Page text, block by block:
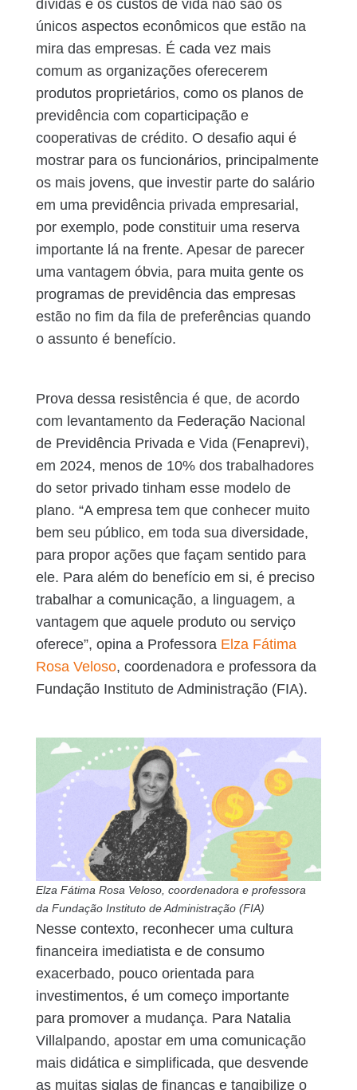
dívidas e os custos de vida não são os
únicos aspectos econômicos que estão na
mira das empresas. É cada vez mais
comum as organizações oferecerem
produtos proprietários, como os planos de
previdência com coparticipação e
cooperativas de crédito. O desafio aqui é
mostrar para os funcionários, principalmente
os mais jovens, que investir parte do salário
em uma previdência privada empresarial,
por exemplo, pode constituir uma reserva
importante lá na frente. Apesar de parecer
uma vantagem óbvia, para muita gente os
programas de previdência das empresas
estão no fim da fila de preferências quando
o assunto é benefício.
Prova dessa resistência é que, de acordo
com levantamento da Federação Nacional
de Previdência Privada e Vida (Fenaprevi),
em 2024, menos de 10% dos trabalhadores
do setor privado tinham esse modelo de
plano. “A empresa tem que conhecer muito
bem seu público, em toda sua diversidade,
para propor ações que façam sentido para
ele. Para além do benefício em si, é preciso
trabalhar a comunicação, a linguagem, a
vantagem que aquele produto ou serviço
oferece”, opina a ProfessoraElza Fátima
Rosa Veloso, coordenadora e professora da
Fundação Instituto de Administração (FIA).
Elza Fátima Rosa Veloso, coordenadora e professora
da Fundação Instituto de Administração (FIA)
Nesse contexto, reconhecer uma cultura
financeira imediatista e de consumo
exacerbado, pouco orientada para
investimentos, é um começo importante
para promover a mudança. Para Natalia
Villalpando, apostar em uma comunicação
mais didática e simplificada, que desvende
as muitas siglas de finanças e tangibilize o